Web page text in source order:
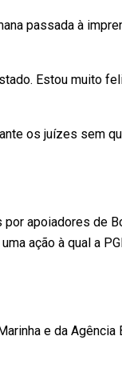
passada à
Estou muito
os juízes sem
apoiadores de
ação à qual a
e da Agência